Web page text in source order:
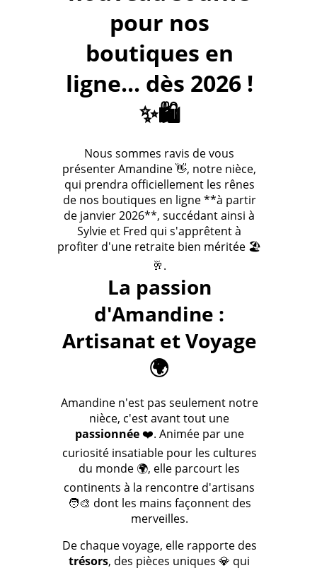
pour nos
boutiques en
ligne... dès 2026 !
✨🛍️
Nous sommes ravis de vous
présenter Amandine 👋, notre nièce,
qui prendra officiellement les rênes
de nos boutiques en ligne **à partir
de janvier 2026**, succédant ainsi à
Sylvie et Fred qui s'apprêtent à
profiter d'une retraite bien méritée 🏖️
🥂.
La passion
d'Amandine :
Artisanat et Voyage
🌍
Amandine n'est pas seulement notre
nièce, c'est avant tout une
passionnée❤️. Animée par une
curiosité insatiable pour les cultures
du monde 🌍, elle parcourt les
continents à la rencontre d'artisans
🧑‍🎨 dont les mains façonnent des
merveilles.
De chaque voyage, elle rapporte des
trésors, des pièces uniques 💎 qui